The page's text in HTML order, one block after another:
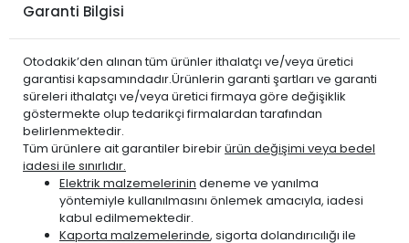
Garanti Bilgisi
Otodakik’den alınan tüm ürünler ithalatçı ve/veya üretici
garantisi kapsamındadır.Ürünlerin garanti şartları ve garanti
süreleri ithalatçı ve/veya üretici firmaya göre değişiklik
göstermekte olup tedarikçi firmalardan tarafından
belirlenmektedir.
Tüm ürünlere ait garantiler birebirürün değişimi veya bedel
iadesi ile sınırlıdır.
Elektrik malzemelerinin deneme ve yanılma
yöntemiyle kullanılmasını önlemek amacıyla, iadesi
kabul edilmemektedir.
Kaporta malzemelerinde, sigorta dolandırıcılığı ile